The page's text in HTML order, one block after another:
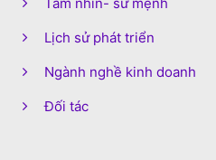
Tầm nhìn- sứ mệnh
Lịch sử phát triển
Ngành nghề kinh doanh
Đối tác